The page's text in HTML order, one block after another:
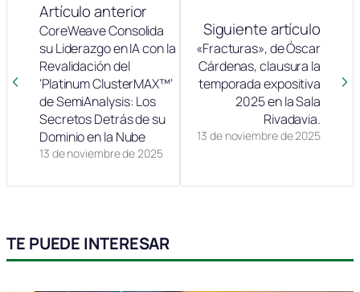
Artículo anterior
13 de noviembre de 2025
CoreWeave Consolida
su Liderazgo en IA con la
Revalidación del
‘Platinum ClusterMAX™’
de SemiAnalysis: Los
Secretos Detrás de su
Dominio en la Nube
Siguiente artículo
13 de noviembre de 2025
«Fracturas», de Óscar
Cárdenas, clausura la
temporada expositiva
2025 en la Sala
Rivadavia.
TE PUEDE INTERESAR